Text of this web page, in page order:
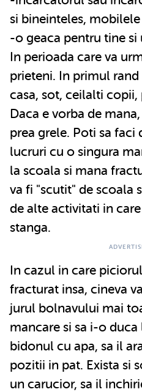
si bineinteles, mobilele
-o geaca pentru tine
In perioada care va
prieteni. In primul
casa, sot, ceilalti copii,
Daca e vorba de
prea grele. Poti sa faci
lucruri cu o singura
la scoala si mana
va fi "scutit" de scoala
de alte activitati in
stanga.
In cazul in care
fracturat insa, cineva
jurul bolnavului mai
mancare si sa i-o
bidonul cu apa, sa il
pozitii in pat. Exista si
un carucior, sa il